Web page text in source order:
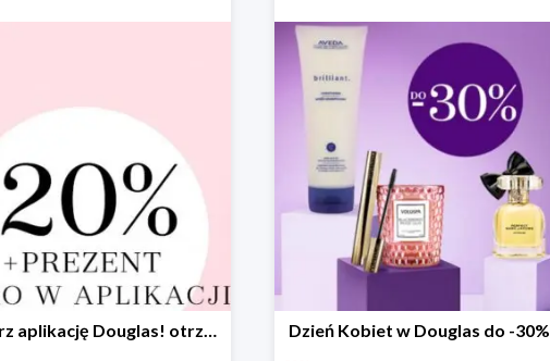
Pobierz aplikację Douglas! otrzymasz zniżkę -20% + prezent Dzień Kobiet w Douglas do -30%